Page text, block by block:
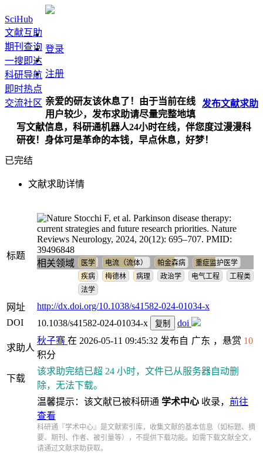
SciHub
文献互助
期刊查询
一搜即达
科研导航
即时热点
交流社区
登录
注册
发布文献求助
亲爱的研友该休息了！由于当前在线
用户较少，发布求助请尽量完整地填
写文献信息，科研通机器人24小时在线，伴您度过漫漫科
研夜！身体可是革命的本钱，早点休息，好梦！
已完结
文献求助详情
标题
Stocchi F, et al. Parkinson disease therapy:
current strategies and future research priorities. Nature
Reviews Neurology, 2024, 20(12): 695–707. PMID:
39496848
相关领域
医学 电流（流体） 帕金森病
重症监护医学
疾病
梅德林 病理 政治学 电气工程
工程类
法学
网址
http://dx.doi.org/10.1038/s41582-024-01034-x
DOI
10.1038/s41582-024-01034-x 复制 doi
求助人
秋子骞 在 2026-05-11 09:45:32 发布自 广东 ，悬赏 10
积分
下载
该求助完结已超 24 小时，文件已从服务器自动删
除，无法下载。
温馨提示：该文献已被科研通 学术中心 收录， 前往
查看
科研通『学术中心』是文献索引库，收集文献的基本信息（如标题、摘
要、期刊、作者、被引量等），不提供下载功能。如需下载文献全文，
请通过文献求助获取。